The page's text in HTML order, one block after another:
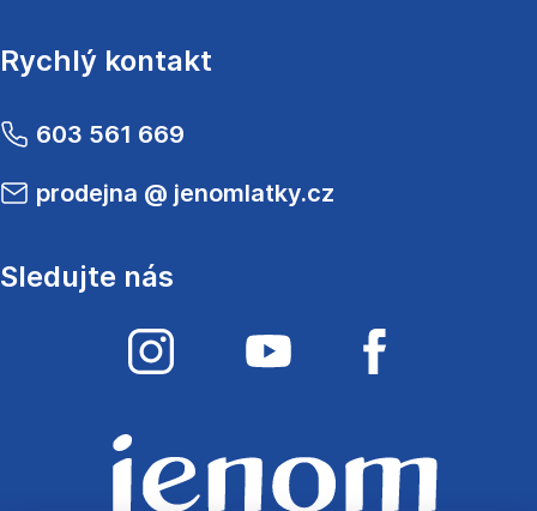
Rychlý kontakt
603 561 669
prodejna @ jenomlatky.cz
Sledujte nás